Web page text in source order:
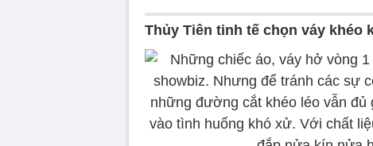
Thủy Tiên tinh tế chọn váy khéo